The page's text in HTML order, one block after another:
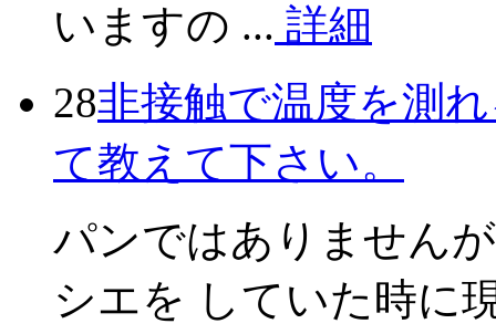
いますの ... 詳細
28非接触で温度を測
て教えて下さい。
パンではありません
シエを していた時に